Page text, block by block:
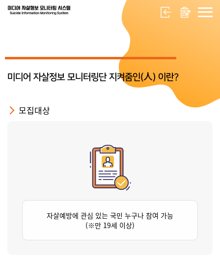
미디어 자살정보 모니터링단 지켜줌인(人) 이란?
모집대상
자살예방에 관심 있는 국민 누구나 참여 가능
(※만 19세 이상)